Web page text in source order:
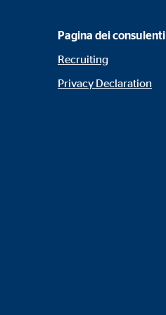
Pagina dei consulenti
Recruiting
Privacy Declaration